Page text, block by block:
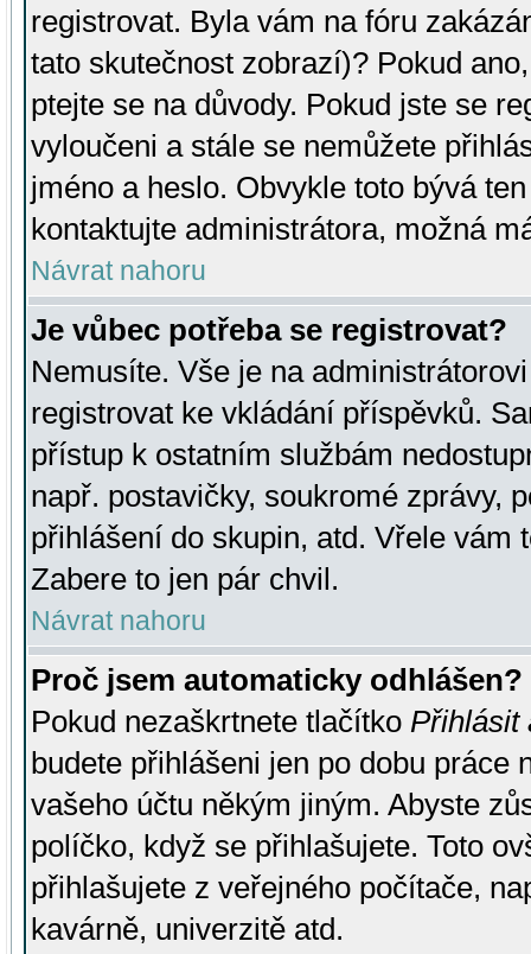
registrovat. Byla vám na fóru
tato skutečnost zobrazí)? Pokud
ptejte se na důvody. Pokud jste se
vyloučeni a stále se nemůžete
jméno a heslo. Obvykle toto bývá
kontaktujte administrátora, možná
Návrat nahoru
Je vůbec potřeba se registrovat?
Nemusíte. Vše je na
registrovat ke vkládání příspěvků.
přístup k ostatním službám
např. postavičky, soukromé zprávy,
přihlášení do skupin, atd. Vřele vám
Zabere to jen pár chvil.
Návrat nahoru
Proč jsem automaticky odhlášen?
Pokud nezaškrtnete tlačítko Přihlásit
budete přihlášeni jen po dobu práce
vašeho účtu někým jiným. Abyste
políčko, když se přihlašujete. Toto
přihlašujete z veřejného počítače,
kavárně, univerzitě atd.